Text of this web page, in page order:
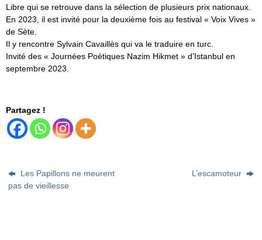
Libre qui se retrouve dans la sélection de plusieurs prix nationaux.
En 2023, il est invité pour la deuxième fois au festival « Voix Vives »
de Sète.
Il y rencontre Sylvain Cavaillès qui va le traduire en turc.
Invité des « Journées Poétiques Nazim Hikmet » d’Istanbul en
septembre 2023.
Partagez !
Les Papillons ne meurent
pas de vieillesse
L’escamoteur